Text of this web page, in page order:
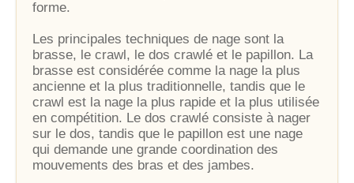
forme.
Les principales techniques de nage sont la
brasse, le crawl, le dos crawlé et le papillon. La
brasse est considérée comme la nage la plus
ancienne et la plus traditionnelle, tandis que le
crawl est la nage la plus rapide et la plus utilisée
en compétition. Le dos crawlé consiste à nager
sur le dos, tandis que le papillon est une nage
qui demande une grande coordination des
mouvements des bras et des jambes.